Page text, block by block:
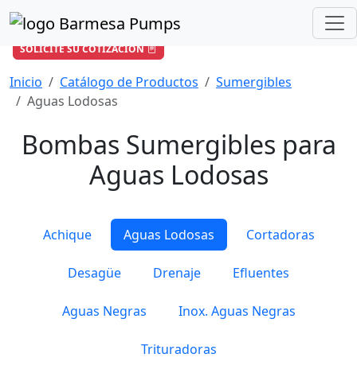
¿Cómo podemos ayudarle?
ventas-co@barmesapumps.com
SOLICITE SU COTIZACIÓN
Inicio Catálogo de Productos
Sumergibles
Aguas Lodosas
Bombas Sumergibles para
Aguas Lodosas
Achique Aguas Lodosas Cortadoras
Desagüe Drenaje Efluentes
Aguas Negras Inox. Aguas Negras
Trituradoras